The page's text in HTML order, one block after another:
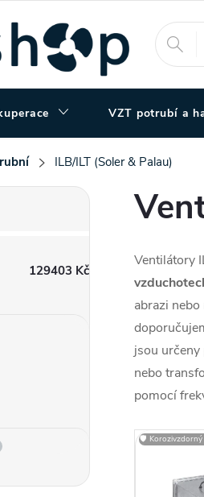
VZT potrubí a
ILB/ILT (Soler & Palau)
129403 Kč
Ventilátory
abrazi
jsou
nebo
pomocí
V
🛡️ Korozivzdorný